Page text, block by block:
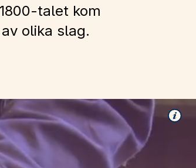
talet kom
olika slag.